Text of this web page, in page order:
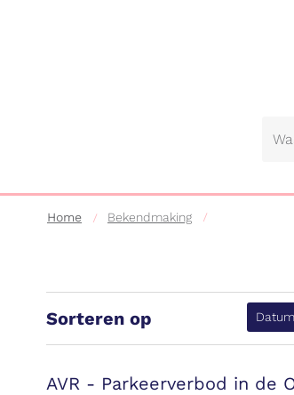
Home Bekendmaking
Sorteren op
AVR - Parkeerverbod in de